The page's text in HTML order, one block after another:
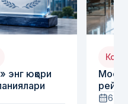
энг юқори
6